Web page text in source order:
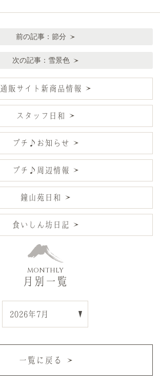
前の記事： 節分
次の記事： 雪景色
通販サイト新商品情報
スタッフ日和
プチ♪お知らせ
プチ♪周辺情報
鐘山苑日和
食いしん坊日記
MONTHLY
月別一覧
一覧に戻る